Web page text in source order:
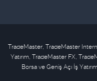
TradeMaster, TradeMaster
Yatırım, TradeMaster FX,
Borsa ve Geniş Açı İş